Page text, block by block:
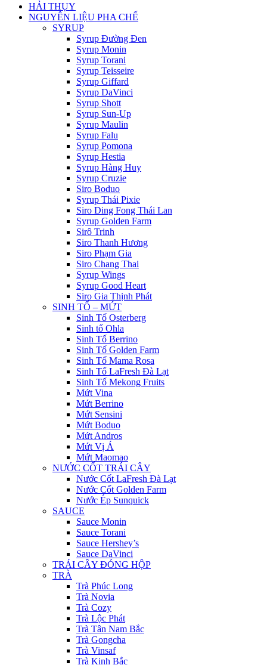
HẢI THỤY
NGUYÊN LIỆU PHA CHẾ
SYRUP
Syrup Đường Đen
Syrup Monin
Syrup Torani
Syrup Teisseire
Syrup Giffard
Syrup DaVinci
Syrup Shott
Syrup Sun-Up
Syrup Maulin
Syrup Falu
Syrup Pomona
Syrup Hestia
Syrup Hàng Huy
Syrup Cruzie
Siro Boduo
Syrup Thái Pixie
Siro Ding Fong Thái Lan
Syrup Golden Farm
Sirô Trinh
Siro Thanh Hương
Siro Phạm Gia
Siro Chang Thai
Syrup Wings
Syrup Good Heart
Siro Gia Thịnh Phát
SINH TỐ – MỨT
Sinh Tố Osterberg
Sinh tố Ohla
Sinh Tố Berrino
Sinh Tố Golden Farm
Sinh Tố Mama Rosa
Sinh Tố LaFresh Đà Lạt
Sinh Tố Mekong Fruits
Mứt Vina
Mứt Berrino
Mứt Sensini
Mứt Boduo
Mứt Andros
Mứt Vị Á
Mứt Maomao
NƯỚC CỐT TRÁI CÂY
Nước Cốt LaFresh Đà Lạt
Nước Cốt Golden Farm
Nước Ép Sunquick
SAUCE
Sauce Monin
Sauce Torani
Sauce Hershey’s
Sauce DaVinci
TRÁI CÂY ĐÓNG HỘP
TRÀ
Trà Phúc Long
Trà Novia
Trà Cozy
Trà Lộc Phát
Trà Tân Nam Bắc
Trà Gongcha
Trà Vinsaf
Trà Kinh Bắc